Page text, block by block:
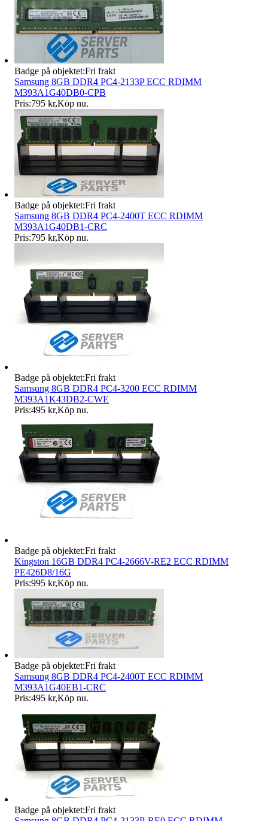
Badge på objektet:Fri frakt
Samsung 8GB DDR4 PC4-2133P ECC RDIMM
M393A1G40DB0-CPB
Pris:795 kr,Köp nu.
Badge på objektet:Fri frakt
Samsung 8GB DDR4 PC4-2400T ECC RDIMM
M393A1G40DB1-CRC
Pris:795 kr,Köp nu.
Badge på objektet:Fri frakt
Samsung 8GB DDR4 PC4-3200 ECC RDIMM
M393A1K43DB2-CWE
Pris:495 kr,Köp nu.
Badge på objektet:Fri frakt
Kingston 16GB DDR4 PC4-2666V-RE2 ECC RDIMM
PE426D8/16G
Pris:995 kr,Köp nu.
Badge på objektet:Fri frakt
Samsung 8GB DDR4 PC4-2400T ECC RDIMM
M393A1G40EB1-CRC
Pris:495 kr,Köp nu.
Badge på objektet:Fri frakt